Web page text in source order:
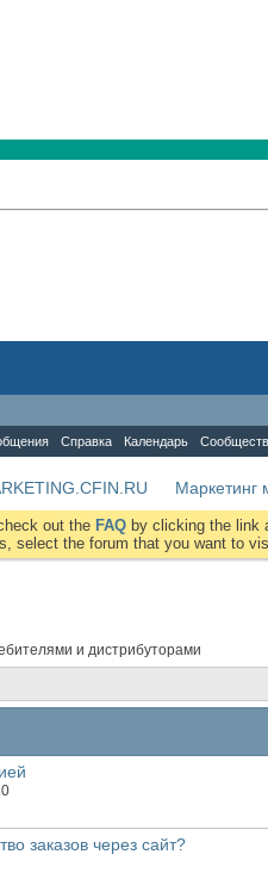
Справка Календарь
Маркетинг
out the FAQ by clicking the link
select the forum that you want to
и дистрибуторами
заказов через сайт?